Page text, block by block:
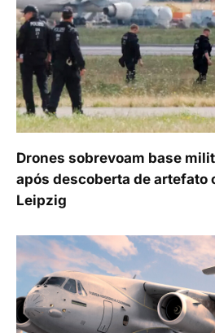
Drones sobrevoam base
após descoberta de artefato
Leipzig